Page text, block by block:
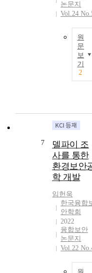
논문지
Vol.24
원
문
보
기
2
7
델파이 조
사를 통한
환경보안
학 개발
임헌욱
한국융합
안학회
2022
융합보안
논문지
Vol.22